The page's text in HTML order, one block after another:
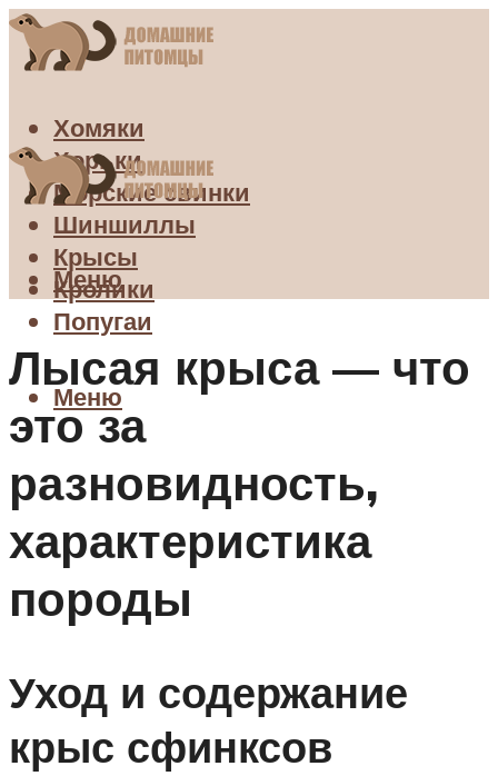
Хомяки
Хорьки
Морские свинки
Шиншиллы
Крысы
Кролики
Попугаи
Меню
Меню
Лысая крыса — что
это за
разновидность,
характеристика
породы
Уход и содержание
крыс сфинксов